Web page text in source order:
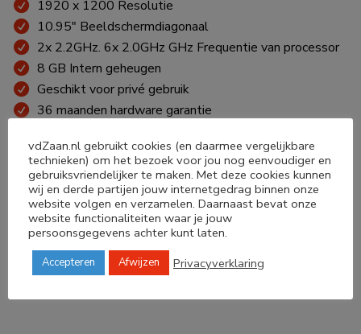
1920 x 1200 Resolutie
10.95″ Beeldschermdiagonaal
2x 2.2GHz. 6x 2.0GHz GHz Frequentie van processor
8 GB Intern geheugen
Geschikt voor privé gebruik
36 maanden hardware garantie
Onze standaard garantie is 36 maanden. Beschadigingen,
vallen of stoten, breuk van behuizing of beeldscherm zijn
uitgesloten van elke vorm van garantie. De garantie
beperkt zich tot technische mankementen en
fabrieksfouten. Software gerelateerde problemen,
installatiefouten en behoud van data
(bestanden/documenten) zijn voor rekening en risico van de
gebruiker.
vdZaan.nl gebruikt cookies (en daarmee vergelijkbare
technieken) om het bezoek voor jou nog eenvoudiger en
gebruiksvriendelijker te maken. Met deze cookies kunnen
wij en derde partijen jouw internetgedrag binnen onze
website volgen en verzamelen. Daarnaast bevat onze
website functionaliteiten waar je jouw
persoonsgegevens achter kunt laten.
Accepteren Afwijzen Privacyverklaring